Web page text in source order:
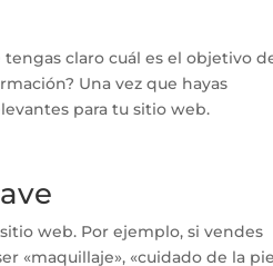
claro cuál es el objetivo
Una vez que hayas
para tu sitio web.
web. Por ejemplo, si vendes
«maquillaje», «cuidado de la